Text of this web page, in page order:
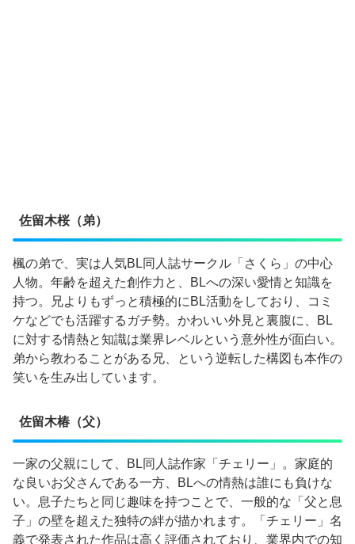
佐留木桜（弟）
楓の弟で、実は人気BL同人誌サークル「さくら」の中心
人物。年齢を超えた創作力と、BLへの深い愛情と知識を
持つ。兄よりもずっと積極的にBL活動をしており、コミ
ケなどでも活躍するガチ勢。かわいい外見と裏腹に、BL
に対する情熱と知識は業界レベルという意外性が面白い。
弟から教わることがある兄、という逆転した構図も本作の
笑いを生み出しています。
佐留木椿（父）
一家の父親にして、BL同人誌作家「チェリー」。家庭的
な良いお父さんである一方、BLへの情熱は誰にも負けな
い。息子たちと同じ趣味を持つことで、一般的な「父と息
子」の壁を超えた独特の絆が描かれます。「チェリー」名
義で発表された作品は高く評価されており、業界内での知